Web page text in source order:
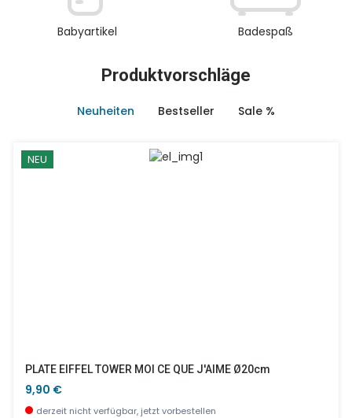
Babyartikel Badespaß
Produktvorschläge
Neuheiten Bestseller Sale %
NEU
PLATE EIFFEL TOWER MOI CE QUE J'AIME Ø20cm
9,90 €
derzeit nicht verfügbar, jetzt vorbestellen